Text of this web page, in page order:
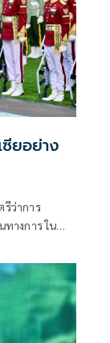
ยอย่าง
ว่าการ
างการ ใน